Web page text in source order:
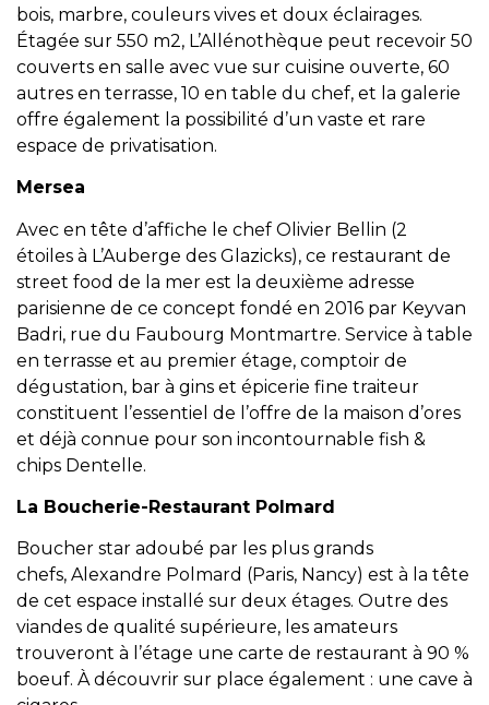
bois, marbre, couleurs vives et doux éclairages.
Étagée sur 550 m2, L’Allénothèque peut recevoir 50
couverts en salle avec vue sur cuisine ouverte, 60
autres en terrasse, 10 en table du chef, et la galerie
offre également la possibilité d’un vaste et rare
espace de privatisation.
Mersea
Avec en tête d’affiche le chef Olivier Bellin (2
étoiles à L’Auberge des Glazicks), ce restaurant de
street food de la mer est la deuxième adresse
parisienne de ce concept fondé en 2016 par Keyvan
Badri, rue du Faubourg Montmartre. Service à table
en terrasse et au premier étage, comptoir de
dégustation, bar à gins et épicerie fine traiteur
constituent l’essentiel de l’offre de la maison d’ores
et déjà connue pour son incontournable fish &
chips Dentelle.
La Boucherie-Restaurant Polmard
Boucher star adoubé par les plus grands
chefs, Alexandre Polmard (Paris, Nancy) est à la tête
de cet espace installé sur deux étages. Outre des
viandes de qualité supérieure, les amateurs
trouveront à l’étage une carte de restaurant à 90 %
boeuf. À découvrir sur place également : une cave à